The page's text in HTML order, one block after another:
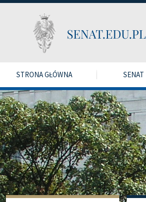
STRONA GŁÓWNA SENAT